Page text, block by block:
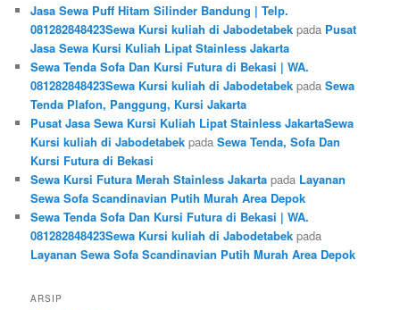
Jasa Sewa Puff Hitam Silinder Bandung | Telp.
081282848423Sewa Kursi kuliah di Jabodetabek pada Pusat
Jasa Sewa Kursi Kuliah Lipat Stainless Jakarta
Sewa Tenda Sofa Dan Kursi Futura di Bekasi | WA.
081282848423Sewa Kursi kuliah di Jabodetabek padaSewa
Tenda Plafon, Panggung, Kursi Jakarta
Pusat Jasa Sewa Kursi Kuliah Lipat Stainless JakartaSewa
Kursi kuliah di Jabodetabek padaSewa Tenda, Sofa Dan
Kursi Futura di Bekasi
Sewa Kursi Futura Merah Stainless Jakarta pada Layanan
Sewa Sofa Scandinavian Putih Murah Area Depok
Sewa Tenda Sofa Dan Kursi Futura di Bekasi | WA.
081282848423Sewa Kursi kuliah di Jabodetabek pada
Layanan Sewa Sofa Scandinavian Putih Murah Area Depok
ARSIP